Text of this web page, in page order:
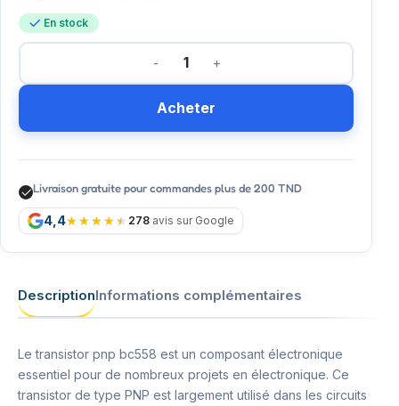
En stock
Acheter
Livraison gratuite pour commandes plus de 200 TND
4,4 278 avis sur Google
DescriptionInformations complémentaires
Le transistor pnp bc558 est un composant électronique
essentiel pour de nombreux projets en électronique. Ce
transistor de type PNP est largement utilisé dans les circuits